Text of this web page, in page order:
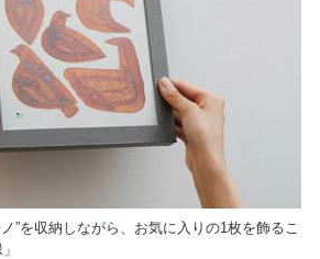
”を収納しながら、お気に入りの1枚を飾るこ